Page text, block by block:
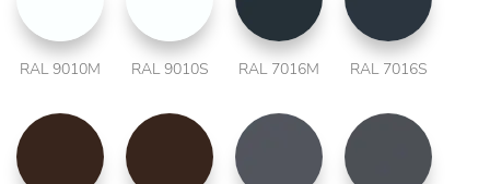
RAL 9010M RAL 9010S RAL 7016M RAL 7016S